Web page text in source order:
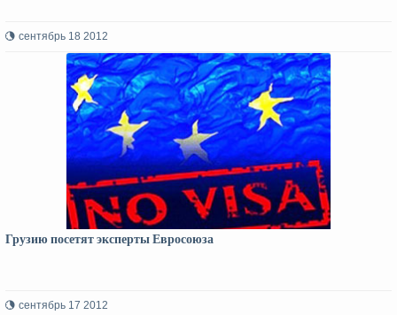
сентябрь 18 2012
Грузию посетят эксперты Евросоюза
сентябрь 17 2012